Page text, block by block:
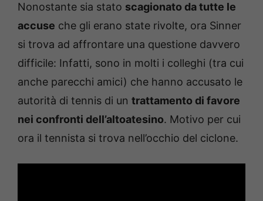
Nonostante sia stato scagionato da tutte le
accuse che gli erano state rivolte, ora Sinner
si trova ad affrontare una questione davvero
difficile: Infatti, sono in molti i colleghi (tra cui
anche parecchi amici) che hanno accusato le
autorità di tennis di un trattamento di favore
nei confronti dell’altoatesino. Motivo per cui
ora il tennista si trova nell’occhio del ciclone.